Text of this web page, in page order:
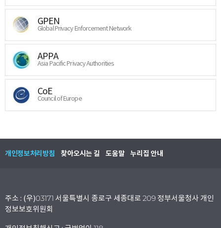
GPEN
Global Privacy Enforcement Network
APPA
Asia Pacific Privacy Authorities
CoE
Council of Europe
개인정보처리방침 찾아오시는 길 도움말 누리집 안내
주소 : (우)03171 서울특별시 종로구 세종대로 209 정부서울청사 개인
정보보호위원회